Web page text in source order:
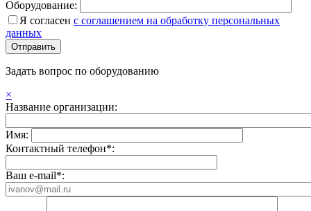
Оборудование:
Я согласен с соглашением на обработку персональных
данных
Задать вопрос по оборудованию
×
Название организации:
Имя:
Контактный телефон*:
Ваш e-mail*: